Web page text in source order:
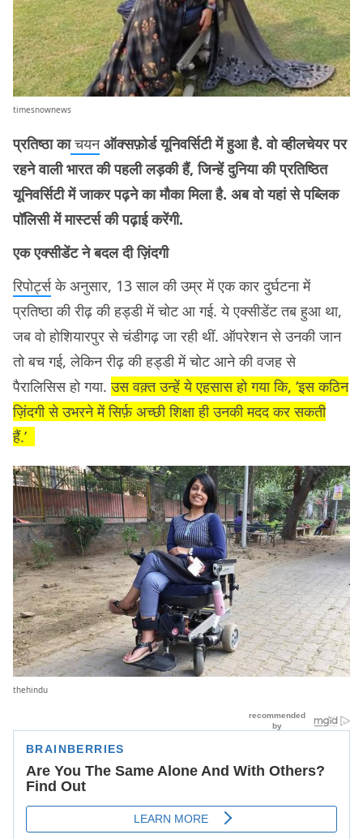
timesnownews
प्रतिष्ठा काचयनऑक्सफ़ोर्ड यूनिवर्सिटी में हुआ है. वो व्हीलचेयर पर
रहने वाली भारत की पहली लड़की हैं, जिन्हें दुनिया की प्रतिष्ठित
यूनिवर्सिटी में जाकर पढ़ने का मौका मिला है. अब वो यहां से पब्लिक
पॉलिसी में मास्टर्स की पढ़ाई करेंगी.
एक एक्सीडेंट ने बदल दी ज़िंदगी
रिपोर्ट्सके अनुसार, 13 साल की उम्र में एक कार दुर्घटना में
प्रतिष्ठा की रीढ़ की हड्डी में चोट आ गई. ये एक्सीडेंट तब हुआ था,
जब वो होशियारपुर से चंडीगढ़ जा रही थीं. ऑपरेशन से उनकी जान
तो बच गई, लेकिन रीढ़ की हड्डी में चोट आने की वजह से
पैरालिसिस हो गया.उस वक़्त उन्हें ये एहसास हो गया कि, ‘इस कठिन
ज़िंदगी से उभरने में सिर्फ़ अच्छी शिक्षा ही उनकी मदद कर सकती
हैं.’
thehindu